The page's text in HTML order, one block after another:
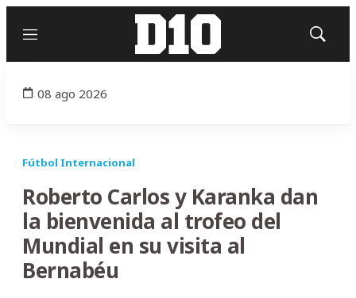
Menú
Mostrar
08 ago 2026
Fútbol Internacional
Roberto Carlos y Karanka dan
la bienvenida al trofeo del
Mundial en su visita al
Bernabéu